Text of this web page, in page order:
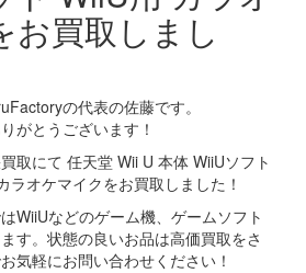
お買取しまし
の代表の佐藤です。
がとうございます！
取にて 任天堂 Wii U 本体 WiiUソフト
ラオケマイクをお買取しました！
WiiUなどのゲーム機、ゲームソフト
す。状態の良いお品は高価買取をさ
気軽にお問い合わせください！